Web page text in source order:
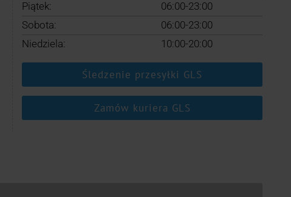
Piątek:
06:00-23:00
Sobota:
06:00-23:00
Niedziela:
10:00-20:00
Śledzenie przesyłki GLS
Zamów kuriera GLS